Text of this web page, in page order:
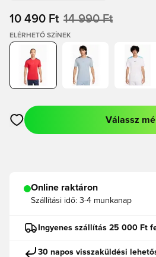
10 490 Ft 14 990 Ft
ELÉRHETŐ SZÍNEK
Megnyit egy modált a
Válassz
Online raktáron
Szállítási idő: 3-4 munkanap
Ingyenes szállítás 25 000 Ft
30 napos visszaküldési